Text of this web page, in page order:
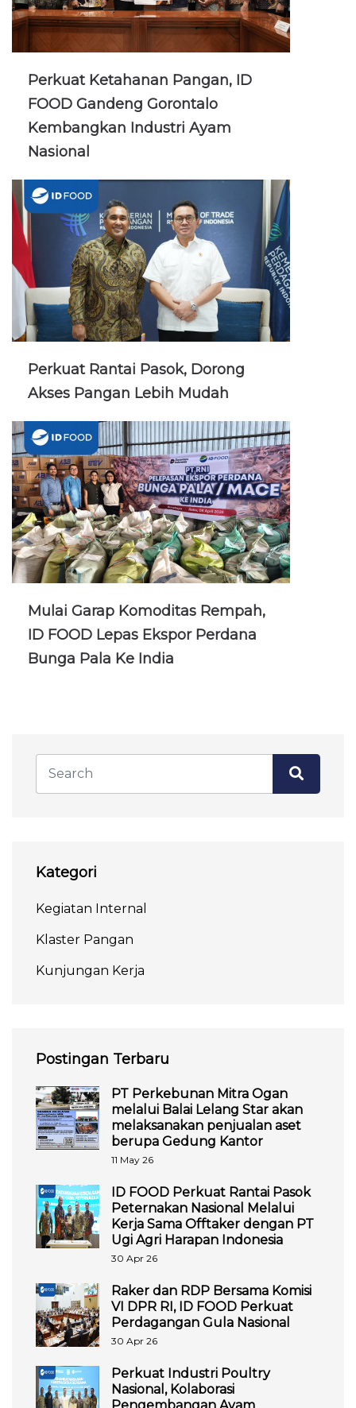
Perkuat Ketahanan Pangan, ID
FOOD Gandeng Gorontalo
Kembangkan Industri Ayam
Nasional
Perkuat Rantai Pasok, Dorong
Akses Pangan Lebih Mudah
Mulai Garap Komoditas Rempah,
ID FOOD Lepas Ekspor Perdana
Bunga Pala Ke India
Kategori
Kegiatan Internal
Klaster Pangan
Kunjungan Kerja
Postingan Terbaru
PT Perkebunan Mitra Ogan
melalui Balai Lelang Star akan
melaksanakan penjualan aset
berupa Gedung Kantor
11 May 26
ID FOOD Perkuat Rantai Pasok
Peternakan Nasional Melalui
Kerja Sama Offtaker dengan PT
Ugi Agri Harapan Indonesia
30 Apr 26
Raker dan RDP Bersama Komisi
VI DPR RI, ID FOOD Perkuat
Perdagangan Gula Nasional
30 Apr 26
Perkuat Industri Poultry
Nasional, Kolaborasi
Pengembangan Ayam